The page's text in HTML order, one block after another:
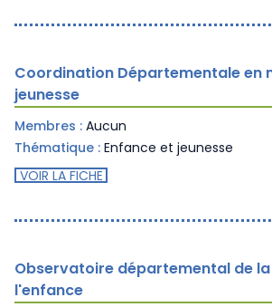
Coordination Départementale en
jeunesse
Membres : Aucun
Thématique : Enfance et jeunesse
VOIR LA FICHE
Observatoire départemental de
l'enfance